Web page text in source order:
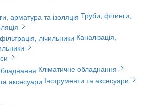
Труби, фітинги,
Каналізація,
Кліматичне обладнання
Інструменти та аксесуари